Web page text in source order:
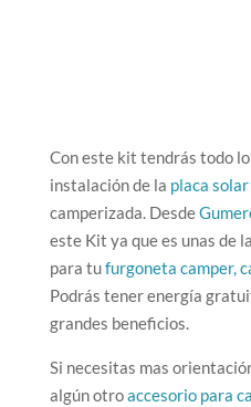
Con este kit tendrás todo
instalación de la placa solar
camperizada. Desde
este Kit ya que es unas de
para tufurgoneta camper,
Podrás tener energía
grandes beneficios.
Si necesitas mas
algún otroaccesorio para